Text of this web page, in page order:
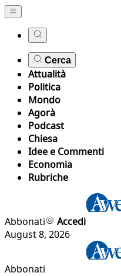
Cerca
Attualità
Politica
Mondo
Agorà
Podcast
Chiesa
Idee e Commenti
Economia
Rubriche
Abbonati
Accedi
August 8, 2026
Abbonati